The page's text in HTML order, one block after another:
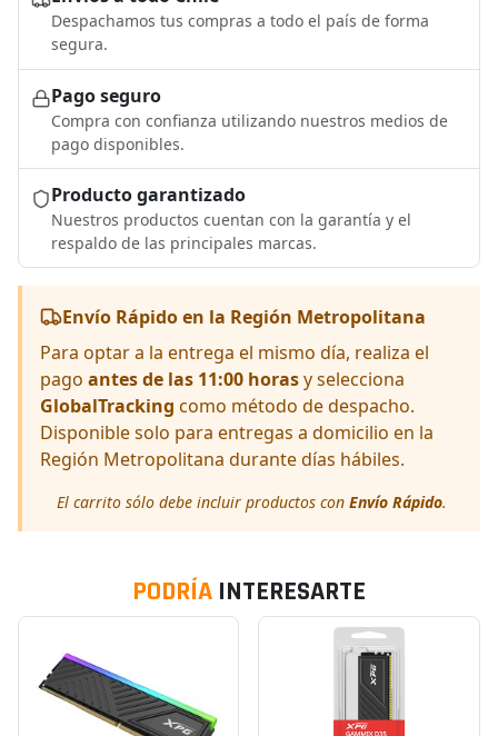
Despachamos tus compras a todo el país de forma
segura.
Pago seguro
Compra con confianza utilizando nuestros medios de
pago disponibles.
Producto garantizado
Nuestros productos cuentan con la garantía y el
respaldo de las principales marcas.
Envío Rápido en la Región Metropolitana
Para optar a la entrega el mismo día, realiza el
pago antes de las 11:00 horasy selecciona
GlobalTracking como método de despacho.
Disponible solo para entregas a domicilio en la
Región Metropolitana durante días hábiles.
El carrito sólo debe incluir productos con Envío Rápido.
PODRÍA INTERESARTE